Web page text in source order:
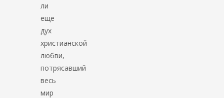
ли
еще
дух
христианской
любви,
потрясавший
весь
мир